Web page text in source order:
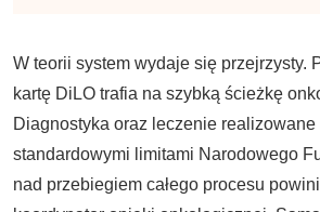
W teorii system wydaje się przejrzysty.
kartę DiLO trafia na szybką ścieżkę
Diagnostyka oraz leczenie realizowane
standardowymi limitami Narodowego
nad przebiegiem całego procesu